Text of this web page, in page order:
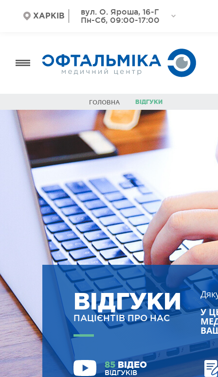
ХАРКІВ
вул. О. Яроша, 16-Г
Пн-Сб, 09:00-17:00
ГОЛОВНА ВІДГУКИ
ВІДГУКИ
ПАЦІЄНТІВ ПРО НАС
У
85 ВІДЕО
ВІДГУКІВ